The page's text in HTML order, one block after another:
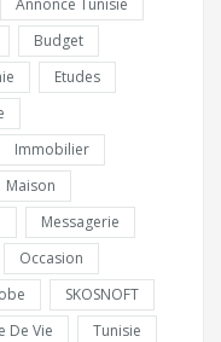
Budget
Etudes
Immobilier
Maison
Messagerie
Occasion
SKOSNOFT
De Vie
Tunisie